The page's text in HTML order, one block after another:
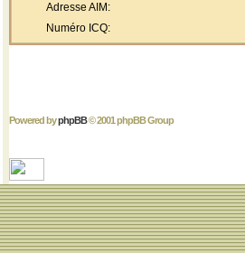
Adresse AIM:
Numéro ICQ:
Powered byphpBB© 2001 phpBB Group